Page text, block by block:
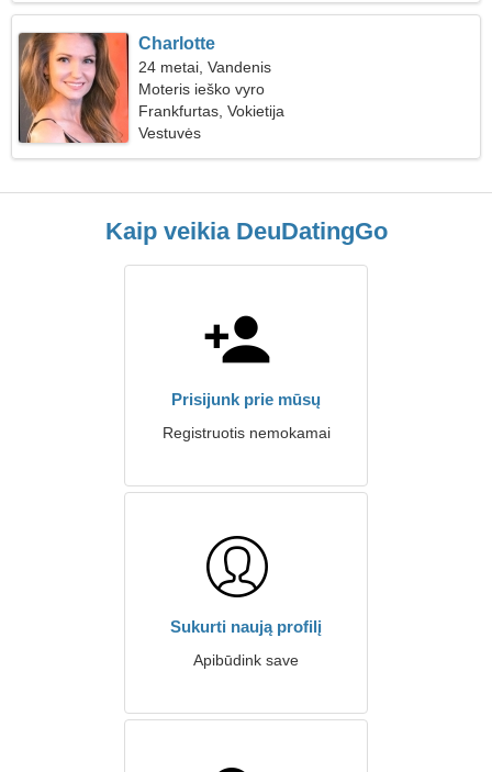
Charlotte
24 metai, Vandenis
Moteris ieško vyro
Frankfurtas, Vokietija
Vestuvės
Kaip veikia DeuDatingGo
Prisijunk prie mūsų
Registruotis nemokamai
Sukurti naują profilį
Apibūdink save